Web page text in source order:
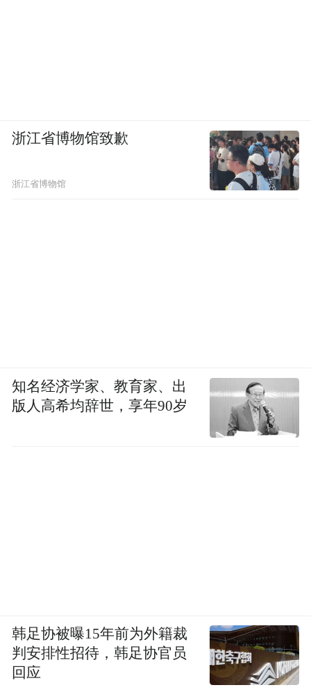
浙江省博物馆致歉
浙江省博物馆
知名经济学家、教育家、出
版人高希均辞世，享年90岁
韩足协被曝15年前为外籍裁
判安排性招待，韩足协官员
回应